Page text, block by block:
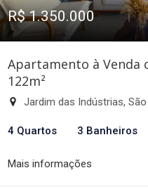
R$ 1.350.000
Apartamento à Venda
122m²
Jardim das Indústrias,
4 Quartos 3 Banheiros
Mais informações